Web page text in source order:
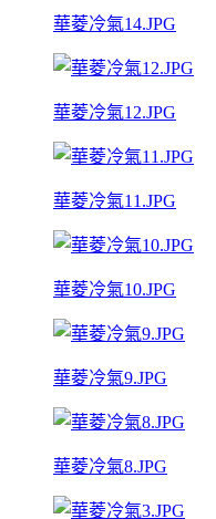
華菱冷氣14.JPG
華菱冷氣12.JPG
華菱冷氣11.JPG
華菱冷氣10.JPG
華菱冷氣9.JPG
華菱冷氣8.JPG